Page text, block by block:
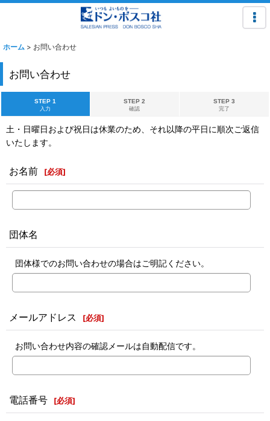
ホーム > お問い合わせ
お問い合わせ
STEP 1
入力
STEP 2
確認
STEP 3
完了
土・日曜日および祝日は休業のため、それ以降の平日に順次ご返信
いたします。
お名前 [必須]
団体名
団体様でのお問い合わせの場合はご明記ください。
メールアドレス [必須]
お問い合わせ内容の確認メールは自動配信です。
電話番号 [必須]